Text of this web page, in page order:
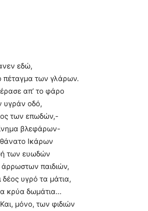
εδώ,
πέταγμα των γλάρων.
απ’ το φάρο
υγράν οδό,
των επωδών,-
βλεφάρων-
Ικάρων
των ευωδών
παιδιών,
δέος υγρό τα μάτια,
κρύα δωμάτια…
μόνο, των φιδιών